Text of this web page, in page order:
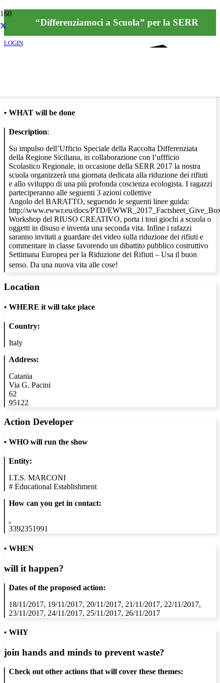
LOGIN
“Differenziamoci a Scuola” per la SERR
• WHAT will be done
Description:
Su impulso dell’Ufficio Speciale della Raccolta Differenziata
della Regione Siciliana, in collaborazione con l’uffficio
Scolastico Regionale, in occasione della SERR 2017 la nostra
scuola organizzerà una giornata dedicata alla riduzione dei rifiuti
e allo sviluppo di una più profonda coscienza ecologista. I ragazzi
parteciperanno alle seguenti 3 azioni collettive
Angolo del BARATTO, seguendo le seguenti linee guida:
http://www.ewwr.eu/docs/PTD/
Workshop del RIUSO CREATIVO, porta i toui giochi a scuola o
oggetti in disuso e inventa una seconda vita. Infine i rafazzi
saranno invitati a guardare dei video sulla riduzione dei rifiuti e
commentare in classe favorendo un dibattito pubblico costruttivo
Settimana Europea per la Riduzione dei Rifiuti – Usa il buon
senso. Da una nuova vita alle cose!
Location
• WHERE it will take place
Country:
Italy
Address:
Catania
Via G. Pacini
62
95122
Action Developer
• WHO will run the show
Entity:
I.T.S. MARCONI
# Educational Establishment
How can you get in contact:
.
3392351991
• WHEN
will it happen?
Dates of the proposed action:
18/11/2017, 19/11/2017, 20/11/2017, 21/11/2017, 22/11/2017,
23/11/2017, 24/11/2017, 25/11/2017, 26/11/2017
• WHY
join hands and minds to prevent waste?
Check out other actions that will cover these themes: